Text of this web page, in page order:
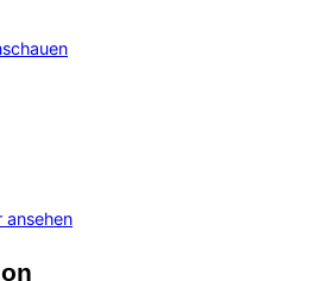
ansehen